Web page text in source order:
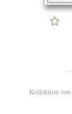
Kollektion